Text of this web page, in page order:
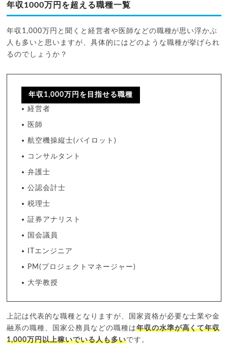
年収1000万円を超える職種一覧
年収1,000万円と聞くと経営者や医師などの職種が思い浮かぶ
人も多いと思いますが、具体的にはどのような職種が挙げられ
るのでしょうか？
年収1,000万円を目指せる職種
経営者
医師
航空機操縦士(パイロット)
コンサルタント
弁護士
公認会計士
税理士
証券アナリスト
国会議員
ITエンジニア
PM(プロジェクトマネージャー)
大学教授
上記は代表的な職種となりますが、国家資格が必要な士業や金
融系の職種、国家公務員などの職種は年収の水準が高くて年収
1,000万円以上稼いでいる人も多いです。